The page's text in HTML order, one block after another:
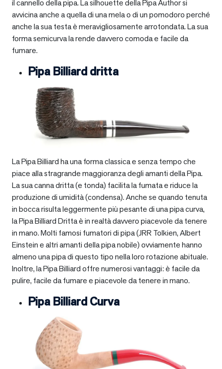
il cannello della pipa. La silhouette della Pipa Author si
avvicina anche a quella di una mela o di un pomodoro perché
anche la sua testa è meravigliosamente arrotondata. La sua
forma semicurva la rende davvero comoda e facile da
fumare.
Pipa Billiard dritta
La Pipa Billiard ha una forma classica e senza tempo che
piace alla stragrande maggioranza degli amanti della Pipa.
La sua canna dritta (e tonda) facilita la fumata e riduce la
produzione di umidità (condensa). Anche se quando tenuta
in bocca risulta leggermente più pesante di una pipa curva,
la Pipa Billiard Dritta è in realtà davvero piacevole da tenere
in mano. Molti famosi fumatori di pipa (JRR Tolkien, Albert
Einstein e altri amanti della pipa nobile) ovviamente hanno
almeno una pipa di questo tipo nella loro rotazione abituale.
Inoltre, la Pipa Billiard offre numerosi vantaggi: è facile da
pulire, facile da fumare e piacevole da tenere in mano.
Pipa Billiard Curva